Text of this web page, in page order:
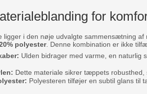
for
ligger i den nøje udvalgte sammensætning
polyester. Denne kombination er ikke
Ulden bidrager med varme, en naturlig
Dette materiale sikrer tæppets
Polyesteren tilføjer en subtil glans til